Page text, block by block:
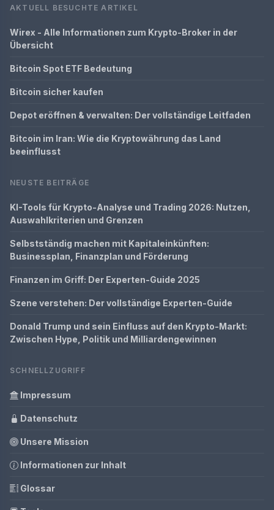
AKTUELL BESUCHTE ARTIKEL
Wirex - Alle Informationen zum Krypto-Broker in der
Übersicht
Bitcoin Spot ETF Bedeutung
Bitcoin sicher kaufen
Depot eröffnen & verwalten: Der vollständige Leitfaden
Bitcoin im Iran: Wie die Kryptowährung das Land
beeinflusst
NEUSTE BEITRÄGE
KI-Tools für Krypto-Analyse und Trading 2026: Nutzen,
Auswahlkriterien und Grenzen
Selbstständig machen mit Kapitaleinkünften:
Businessplan, Finanzplan und Förderung
Finanzen im Griff: Der Experten-Guide 2025
Szene verstehen: Der vollständige Experten-Guide
Donald Trump und sein Einfluss auf den Krypto-Markt:
Zwischen Hype, Politik und Milliardengewinnen
SCHNELLZUGRIFF
Impressum
Datenschutz
Unsere Mission
Informationen zur Inhalt
Glossar